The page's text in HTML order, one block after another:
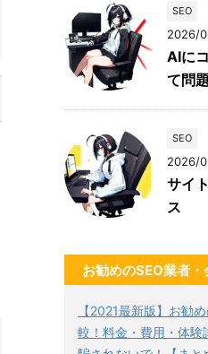
SEO
2026/
AIに
て問
SEO
2026/
サイ
ス
お勧めのSEO業者・
【2021最新版】お勧
較！料金・費用・体験